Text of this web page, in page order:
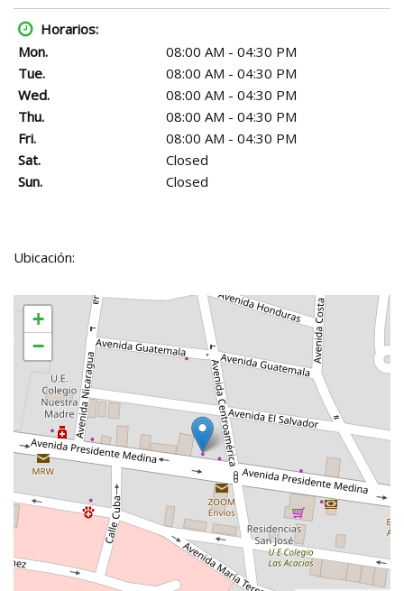
Horarios:
Mon.
08:00 AM - 04:30 PM
Tue.
08:00 AM - 04:30 PM
Wed.
08:00 AM - 04:30 PM
Thu.
08:00 AM - 04:30 PM
Fri.
08:00 AM - 04:30 PM
Sat.
Closed
Sun.
Closed
Ubicación:
+
−